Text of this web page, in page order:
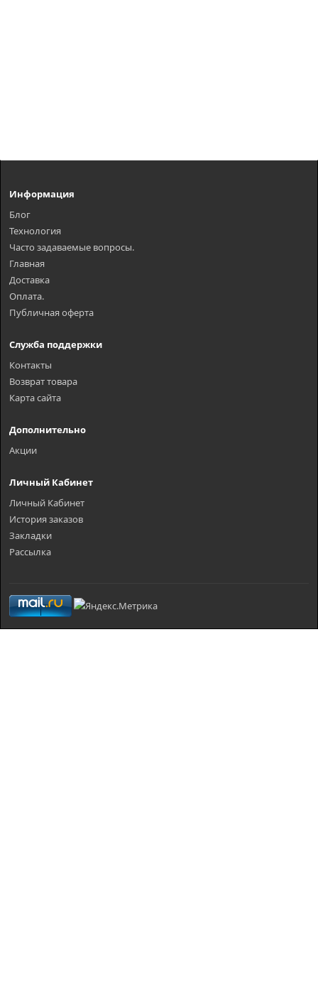
Информация
Блог
Технология
Часто задаваемые вопросы.
Главная
Доставка
Оплата.
Публичная оферта
Служба поддержки
Контакты
Возврат товара
Карта сайта
Дополнительно
Акции
Личный Кабинет
Личный Кабинет
История заказов
Закладки
Рассылка